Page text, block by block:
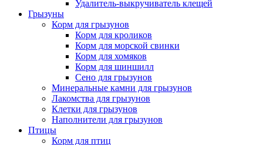
Удалитель-выкручиватель клещей
Грызуны
Корм для грызунов
Корм для кроликов
Корм для морской свинки
Корм для хомяков
Корм для шиншилл
Сено для грызунов
Минеральные камни для грызунов
Лакомства для грызунов
Клетки для грызунов
Наполнители для грызунов
Птицы
Корм для птиц